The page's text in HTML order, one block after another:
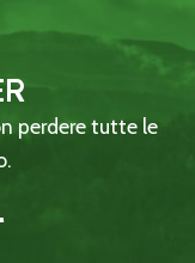
perdere tutte le